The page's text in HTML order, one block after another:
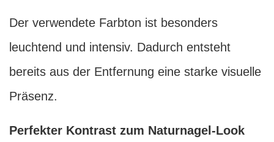
Der verwendete Farbton ist besonders
leuchtend und intensiv. Dadurch entsteht
bereits aus der Entfernung eine starke visuelle
Präsenz.
Perfekter Kontrast zum Naturnagel-Look